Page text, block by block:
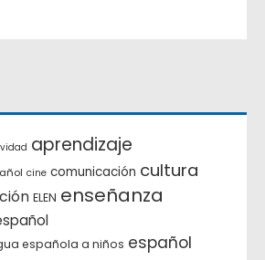
aprendizaje
cine comunicación cultura
ELEN enseñanza
española a niños español